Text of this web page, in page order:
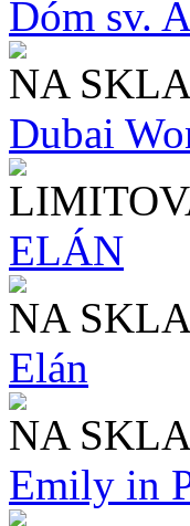
Dóm sv.
NA
Dubai
ELÁN
NA
Elán
NA
Emily in